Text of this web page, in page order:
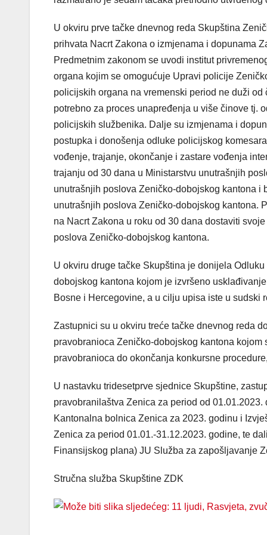
U okviru prve tačke dnevnog reda Skupština
prihvata Nacrt Zakona o izmjenama i dopunama
Predmetnim zakonom se uvodi institut
organa kojim se omogućuje Upravi policije
policijskih organa na vremenski period ne duži
potrebno za proces unapređenja u više činove tj.
policijskih službenika. Dalje su izmjenama i
postupka i donošenja odluke policijskog
vođenje, trajanje, okončanje i zastare vođenja
trajanju od 30 dana u Ministarstvu unutrašnjih
unutrašnjih poslova Zeničko-dobojskog kantona i
unutrašnjih poslova Zeničko-dobojskog kantona.
na Nacrt Zakona u roku od 30 dana dostaviti
poslova Zeničko-dobojskog kantona.
U okviru druge tačke Skupština je donijela
dobojskog kantona kojom je izvršeno
Bosne i Hercegovine, a u cilju upisa iste u sudski
Zastupnici su u okviru treće tačke dnevnog reda
pravobranioca Zeničko-dobojskog kantona
pravobranioca do okončanja konkursne
U nastavku tridesetprve sjednice Skupštine,
pravobranilaštva Zenica za period od
Kantonalna bolnica Zenica za 2023. godinu i
Zenica za period 01.01.-31.12.2023. godine, te
Finansijskog plana) JU Služba za zapošljavanje
Stručna služba Skupštine ZDK